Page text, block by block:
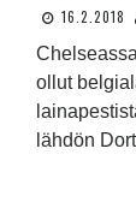
16.2.2018
ollut
lähdön